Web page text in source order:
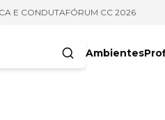
E CONDUTAFÓRUM CC 2026
Ambientes